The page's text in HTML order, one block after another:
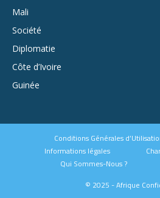
Mali
Société
Diplomatie
Côte d’Ivoire
Guinée
Conditions Générales
Informations légales
Qui Sommes-Nous ?
© 2025 - Afrique